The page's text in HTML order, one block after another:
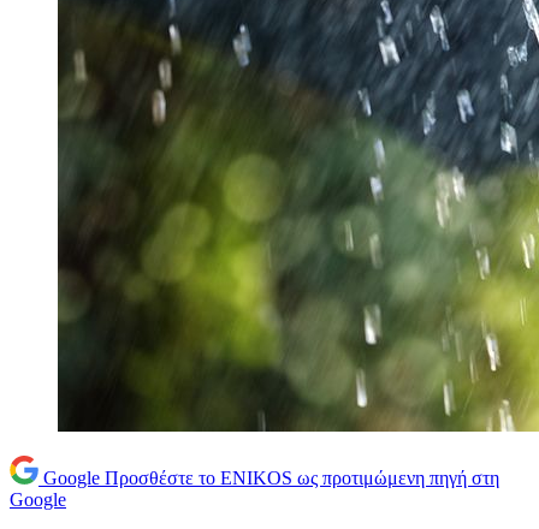
Google Προσθέστε το ENIKOS ως προτιμώμενη πηγή στη
Google